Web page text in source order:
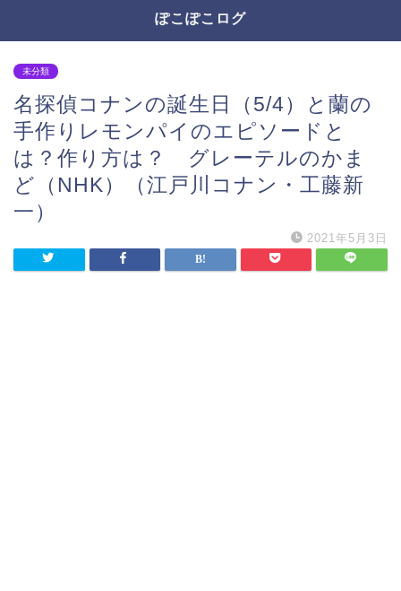
ぽこぽこログ
未分類
名探偵コナンの誕生日（5/4）と蘭の
手作りレモンパイのエピソードと
は？作り方は？ グレーテルのかま
ど（NHK）（江戸川コナン・工藤新
一）
2021年5月3日